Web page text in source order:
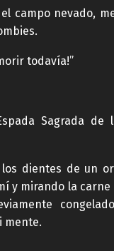
campo nevado,
todavía!”
Sagrada de
los dientes de un
y mirando la carne
mente.